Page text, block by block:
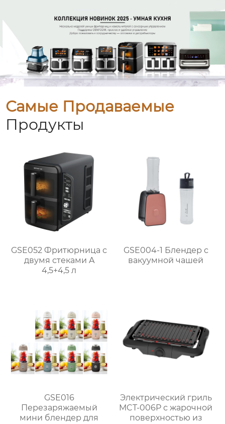
Самые Продаваемые
Продукты
GSE052 Фритюрница с
двумя стеками A
4,5+4,5 л
GSE004-1 Блендер с
вакуумной чашей
GSE016
Перезаряжаемый
мини блендер для
Электрический гриль
MCT-006P с жарочной
поверхностью из